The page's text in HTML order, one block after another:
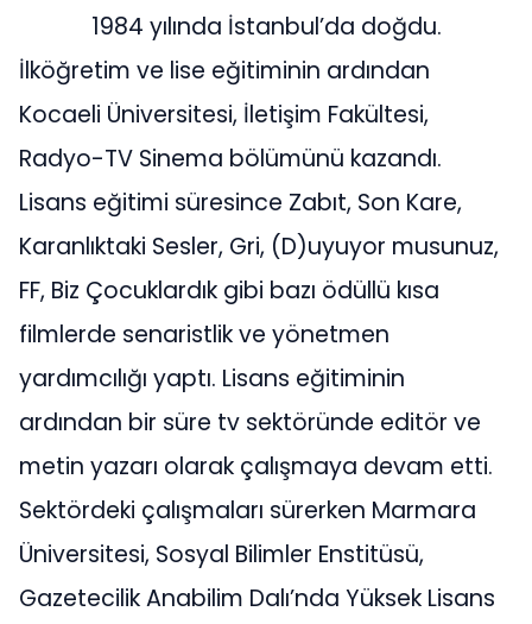
1984 yılında İstanbul’da doğdu.
İlköğretim ve lise eğitiminin ardından
Kocaeli Üniversitesi, İletişim Fakültesi,
Radyo-TV Sinema bölümünü kazandı.
Lisans eğitimi süresince Zabıt, Son Kare,
Karanlıktaki Sesler, Gri, (D)uyuyor musunuz,
FF, Biz Çocuklardık gibi bazı ödüllü kısa
filmlerde senaristlik ve yönetmen
yardımcılığı yaptı. Lisans eğitiminin
ardından bir süre tv sektöründe editör ve
metin yazarı olarak çalışmaya devam etti.
Sektördeki çalışmaları sürerken Marmara
Üniversitesi, Sosyal Bilimler Enstitüsü,
Gazetecilik Anabilim Dalı’nda Yüksek Lisans